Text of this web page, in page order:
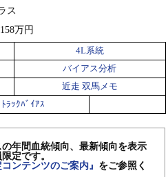
ス
万円
4L系統
バイアス分析
近走 双馬メモ
ﾗｯｸﾊﾞｲｱｽ
年間血統傾向、最新傾向を表示
定です。
コンテンツのご案内』 をご参照く